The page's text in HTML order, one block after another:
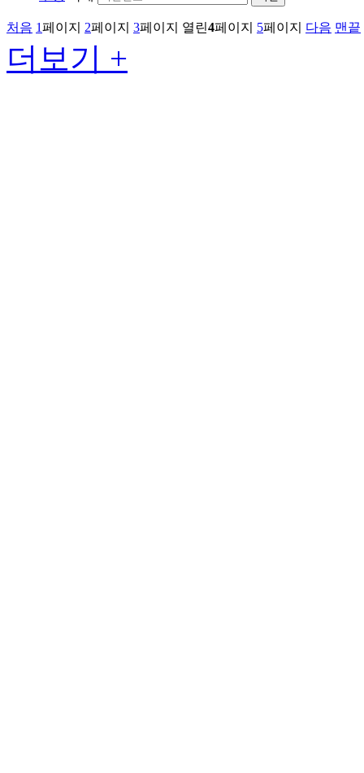
처음 1페이지 2페이지 3페이지 열린4페이지 5페이지 다음 맨끝
더보기 +